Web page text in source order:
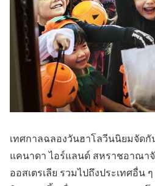
เทศกาลฉลองวันฮาโลวีนนิยมจัดกั
แคนาดา ไอร์แลนด์ สหราชอาณา
ออสเตรเลีย รวมไปถึงประเทศอื่น